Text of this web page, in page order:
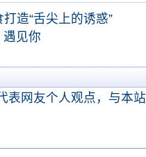
打造“舌尖上的诱惑”
遇见你
表网友个人观点，与本